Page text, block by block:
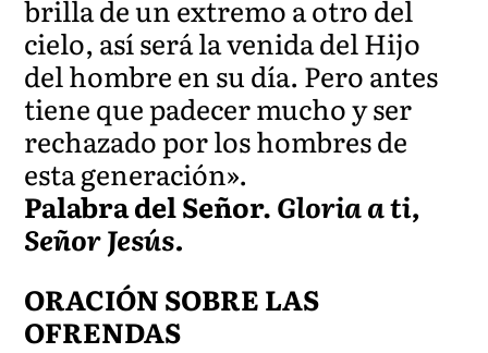
brilla de un extremo a otro del
cielo, así será la venida del Hijo
del hombre en su día. Pero antes
tiene que padecer mucho y ser
rechazado por los hombres de
esta generación».
Palabra del Señor.Gloria a ti,
Señor Jesús.
ORACIÓN SOBRE LAS
OFRENDAS